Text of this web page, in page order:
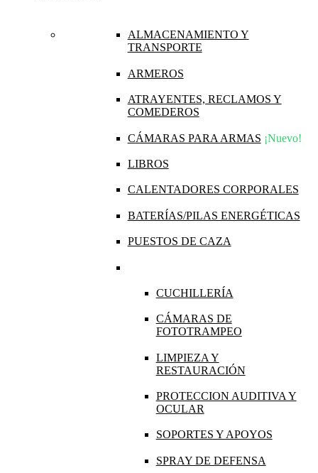
ALMACENAMIENTO Y
TRANSPORTE
ARMEROS
ATRAYENTES, RECLAMOS Y
COMEDEROS
CÁMARAS PARA ARMAS ¡Nuevo!
LIBROS
CALENTADORES CORPORALES
BATERÍAS/PILAS ENERGÉTICAS
PUESTOS DE CAZA
CUCHILLERÍA
CÁMARAS DE
FOTOTRAMPEO
LIMPIEZA Y
RESTAURACIÓN
PROTECCION AUDITIVA Y
OCULAR
SOPORTES Y APOYOS
SPRAY DE DEFENSA